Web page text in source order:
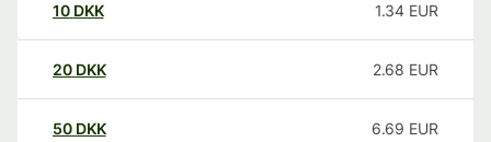
10 DKK 1.34 EUR
20 DKK 2.68 EUR
50 DKK 6.69 EUR